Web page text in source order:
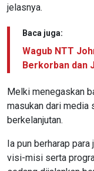
jelasnya.
Baca juga:
Wagub NTT
Berkorban dan
Melki menegaskan
masukan dari media
berkelanjutan.
Ia pun berharap
visi-misi serta